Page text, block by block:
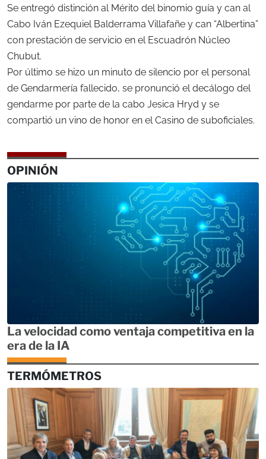
Se entregó distinción al Mérito del binomio guía y can al
Cabo Iván Ezequiel Balderrama Villafañe y can “Albertina”
con prestación de servicio en el Escuadrón Núcleo
Chubut.
Por último se hizo un minuto de silencio por el personal
de Gendarmería fallecido, se pronunció el decálogo del
gendarme por parte de la cabo Jesica Hryd y se
compartió un vino de honor en el Casino de suboficiales.
OPINIÓN
La velocidad como ventaja competitiva en la
era de la IA
TERMÓMETROS